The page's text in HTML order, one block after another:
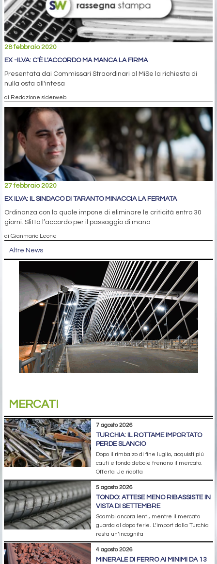
28 febbraio 2020
EX -ILVA: C'È L'ACCORDO MA MANCA LA FIRMA
Presentata dai Commissari Straordinari al MiSe la richiesta di
nulla osta all'intesa
di Redazione siderweb
27 febbraio 2020
EX ILVA: IL SINDACO DI TARANTO MINACCIA LA FERMATA
Ordinanza con la quale impone di eliminare le criticità entro 30
giorni. Slitta l’accordo per il passaggio di mano
di Gianmario Leone
Altre News
MERCATI
7 agosto 2026
TURCHIA: IL ROTTAME IMPORTATO
PERDE SLANCIO
Dopo il rimbalzo di fine luglio, acquisti più
cauti e tondo debole frenano il mercato.
Offerta Ue ridotta
5 agosto 2026
TONDO: ATTESE MENO RIBASSISTE IN
VISTA DI SETTEMBRE
Scambi ancora lenti, mentre il mercato
guarda al dopo ferie. L’import dalla Turchia
resta un’incognita
4 agosto 2026
MINERALE DI FERRO AI MINIMI DA 13